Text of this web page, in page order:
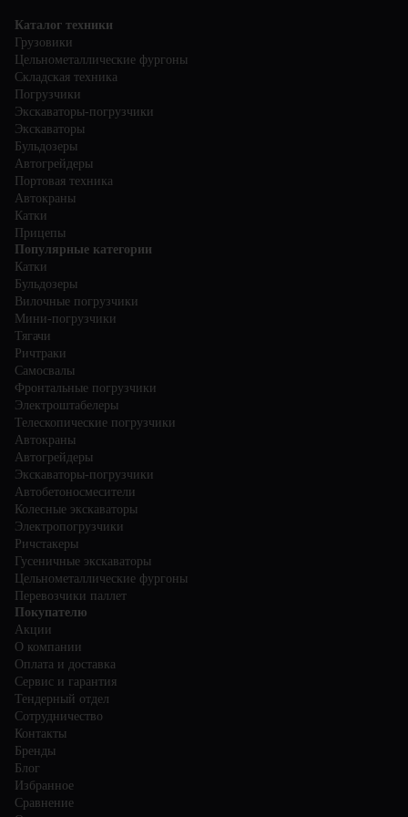
Каталог техники
Грузовики
Цельнометаллические фургоны
Складская техника
Погрузчики
Экскаваторы-погрузчики
Экскаваторы
Бульдозеры
Автогрейдеры
Портовая техника
Автокраны
Катки
Прицепы
Популярные категории
Катки
Бульдозеры
Вилочные погрузчики
Мини-погрузчики
Тягачи
Ричтраки
Самосвалы
Фронтальные погрузчики
Электроштабелеры
Телескопические погрузчики
Автокраны
Автогрейдеры
Экскаваторы-погрузчики
Автобетоносмесители
Колесные экскаваторы
Электропогрузчики
Ричстакеры
Гусеничные экскаваторы
Цельнометаллические фургоны
Перевозчики паллет
Покупателю
Акции
О компании
Оплата и доставка
Сервис и гарантия
Тендерный отдел
Сотрудничество
Контакты
Бренды
Блог
Избранное
Сравнение